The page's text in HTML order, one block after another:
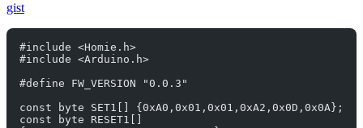
gist
#include <Homie.h>
#include <Arduino.h>
#define FW_VERSION "0.0.3"
const byte SET1[] {0xA0,0x01,0x01,0xA2,0x0D,0x0A};
const byte RESET1[]